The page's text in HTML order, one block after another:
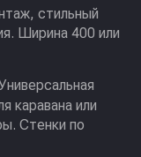
стильный
Ширина 400 или
каравана или
Стенки по